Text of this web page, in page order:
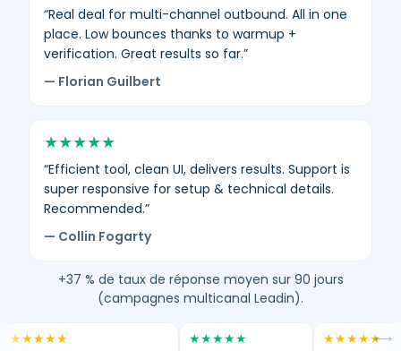
“Real deal for multi-channel outbound. All in one
place. Low bounces thanks to warmup +
verification. Great results so far.”
— Florian Guilbert
★★★★★
“Efficient tool, clean UI, delivers results. Support is
super responsive for setup & technical details.
Recommended.”
— Collin Fogarty
+37 % de taux de réponse moyen sur 90 jours
(campagnes multicanal Leadin).
★★★★★ ★★★★★ ★★★★★⟷